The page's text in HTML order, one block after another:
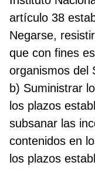
artículo 38
Negarse,
que con fines
organismos del
b) Suministrar
los plazos
subsanar las
contenidos en
los plazos